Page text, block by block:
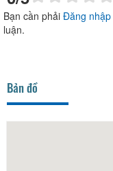
Bạn cần phải Đăng nhập
luận.
Bản đồ